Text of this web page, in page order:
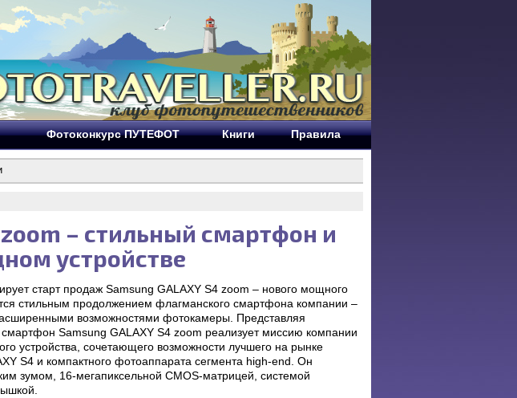
Фотоконкурс ПУТЕФОТ Книги Правила
zoom – стильный смартфон и
устройстве
старт продаж Samsung GALAXY S4 zoom – нового мощного
стильным продолжением флагманского смартфона компании –
возможностями фотокамеры. Представляя
Samsung GALAXY S4 zoom реализует миссию компании
устройства, сочетающего возможности лучшего на рынке
S4 и компактного фотоаппарата сегмента high-end. Он
зумом, 16-мегапиксельной CMOS-матрицей, системой